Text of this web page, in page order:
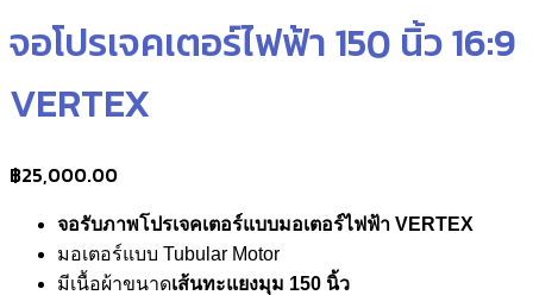
จอโปรเจคเตอร์ไฟฟ้า 150 นิ้ว 16:9
VERTEX
฿25,000.00
จอรับภาพโปรเจคเตอร์แบบมอเตอร์ไฟฟ้า VERTEX
มอเตอร์แบบ Tubular Motor
มีเนื้อผ้าขนาดเส้นทะแยงมุม 150 นิ้ว